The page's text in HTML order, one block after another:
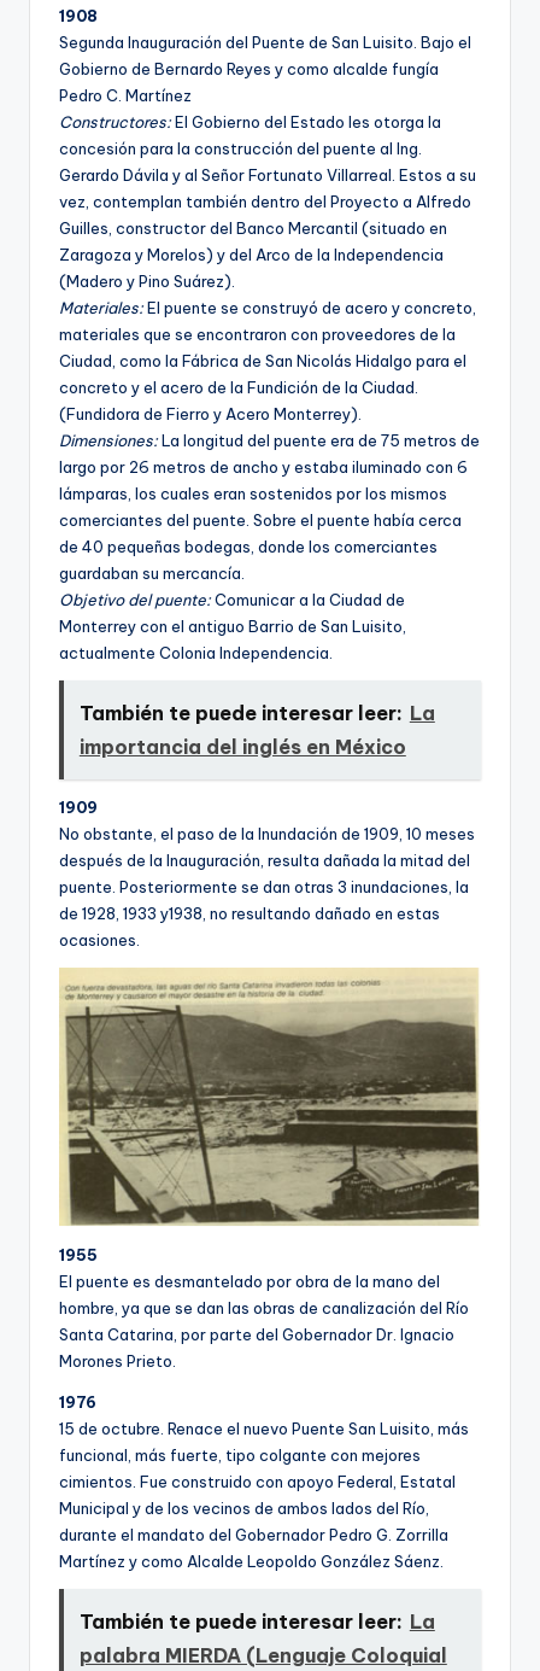
1908
Segunda Inauguración del Puente de San Luisito. Bajo el
Gobierno de Bernardo Reyes y como alcalde fungí­a
Pedro C. Martí­nez
Constructores:El Gobierno del Estado les otorga la
concesión para la construcción del puente al Ing.
Gerardo Dávila y al Señor Fortunato Villarreal. Estos a su
vez, contemplan también dentro del Proyecto a Alfredo
Guilles, constructor del Banco Mercantil (situado en
Zaragoza y Morelos) y del Arco de la Independencia
(Madero y Pino Suárez).
Materiales:El puente se construyó de acero y concreto,
materiales que se encontraron con proveedores de la
Ciudad, como la Fábrica de San Nicolás Hidalgo para el
concreto y el acero de la Fundición de la Ciudad.
(Fundidora de Fierro y Acero Monterrey).
Dimensiones:La longitud del puente era de 75 metros de
largo por 26 metros de ancho y estaba iluminado con 6
lámparas, los cuales eran sostenidos por los mismos
comerciantes del puente. Sobre el puente habí­a cerca
de 40 pequeñas bodegas, donde los comerciantes
guardaban su mercancí­a.
Objetivo del puente:Comunicar a la Ciudad de
Monterrey con el antiguo Barrio de San Luisito,
actualmente Colonia Independencia.
También te puede interesar leer: La
importancia del inglés en México
1909
No obstante, el paso de la Inundación de 1909, 10 meses
después de la Inauguración, resulta dañada la mitad del
puente. Posteriormente se dan otras 3 inundaciones, la
de 1928, 1933 y1938, no resultando dañado en estas
ocasiones.
1955
El puente es desmantelado por obra de la mano del
hombre, ya que se dan las obras de canalización del Rí­o
Santa Catarina, por parte del Gobernador Dr. Ignacio
Morones Prieto.
1976
15 de octubre. Renace el nuevo Puente San Luisito, más
funcional, más fuerte, tipo colgante con mejores
cimientos. Fue construido con apoyo Federal, Estatal
Municipal y de los vecinos de ambos lados del Rí­o,
durante el mandato del Gobernador Pedro G. Zorrilla
Martí­nez y como Alcalde Leopoldo González Sáenz.
También te puede interesar leer: La
palabra MIERDA (Lenguaje Coloquial